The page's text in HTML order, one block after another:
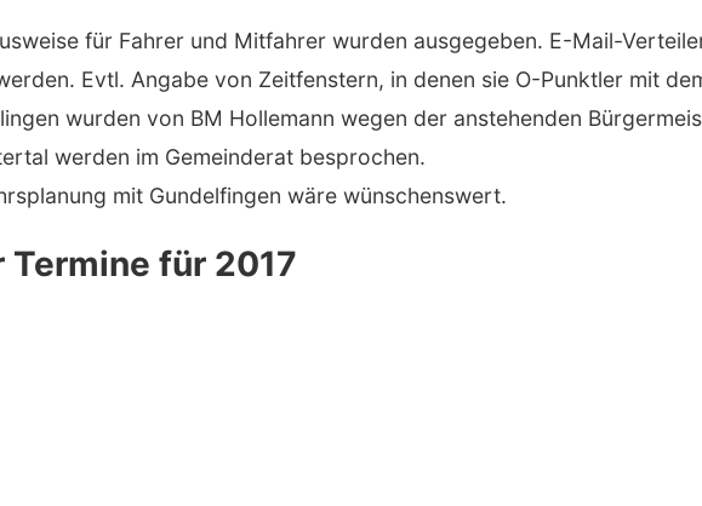
für Fahrer und Mitfahrer wurden ausgegeben. E-Mail-
Evtl. Angabe von Zeitfenstern, in denen sie O-Punktler mit
wurden von BM Hollemann wegen der anstehenden
werden im Gemeinderat besprochen.
mit Gundelfingen wäre wünschenswert.
für 2017